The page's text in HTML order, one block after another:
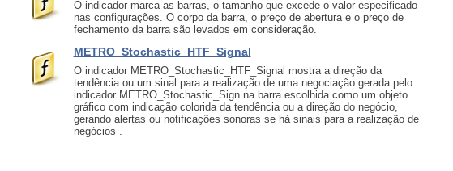
O indicador marca as barras, o tamanho que excede o valor especificado
nas configurações. O corpo da barra, o preço de abertura e o preço de
fechamento da barra são levados em consideração.
METRO_Stochastic_HTF_Signal
O indicador METRO_Stochastic_HTF_Signal mostra a direção da
tendência ou um sinal para a realização de uma negociação gerada pelo
indicador METRO_Stochastic_Sign na barra escolhida como um objeto
gráfico com indicação colorida da tendência ou a direção do negócio,
gerando alertas ou notificações sonoras se há sinais para a realização de
negócios .